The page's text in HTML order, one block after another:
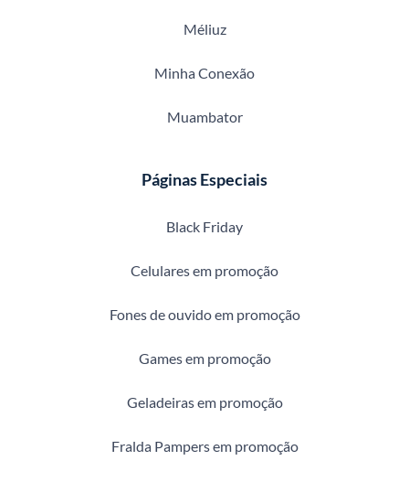
Méliuz
Minha Conexão
Muambator
Páginas Especiais
Black Friday
Celulares em promoção
Fones de ouvido em promoção
Games em promoção
Geladeiras em promoção
Fralda Pampers em promoção